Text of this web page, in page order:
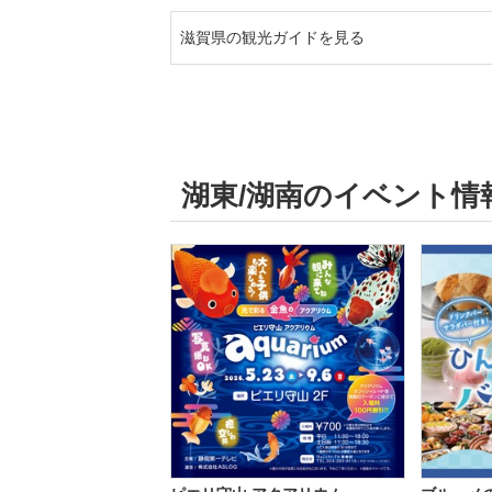
滋賀県の観光ガイドを見る
湖東/湖南のイベント情